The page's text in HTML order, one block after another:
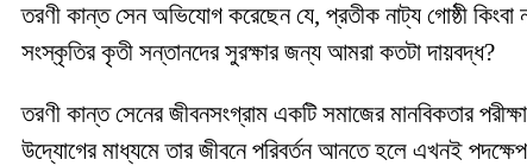
তরণী কান্ত সেন অভিযোগ করেছেন যে, প্রতীক নাট্য গোষ্ঠী
সংস্কৃতির কৃতী সন্তানদের সুরক্ষার জন্য আমরা কতটা দায়বদ্ধ?
তরণী কান্ত সেনের জীবনসংগ্রাম একটি সমাজের মানবিকতার
উদ্যোগের মাধ্যমে তার জীবনে পরিবর্তন আনতে হলে এখনই